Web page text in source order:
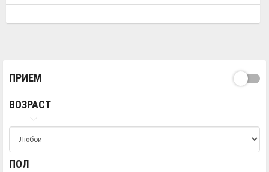
ПРИЕМ
ВОЗРАСТ
ПОЛ